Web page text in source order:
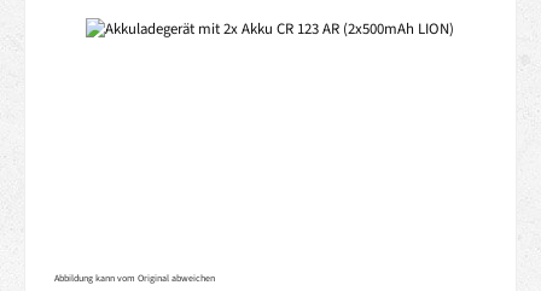
Bildergalerie überspringen
Abbildung kann vom Original abweichen